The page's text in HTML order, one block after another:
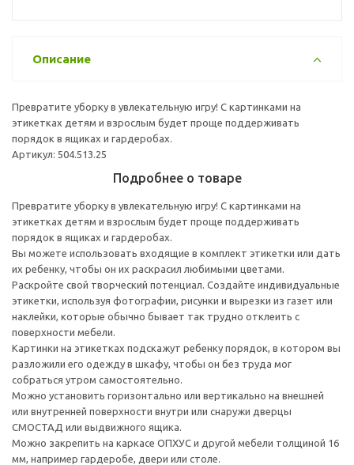
Описание
Превратите уборку в увлекательную игру! С картинками на
этикетках детям и взрослым будет проще поддерживать
порядок в ящиках и гардеробах.
Артикул: 504.513.25
Подробнее о товаре
Превратите уборку в увлекательную игру! С картинками на
этикетках детям и взрослым будет проще поддерживать
порядок в ящиках и гардеробах.
Вы можете использовать входящие в комплект этикетки или дать
их ребенку, чтобы он их раскрасил любимыми цветами.
Раскройте свой творческий потенциал. Создайте индивидуальные
этикетки, используя фотографии, рисунки и вырезки из газет или
наклейки, которые обычно бывает так трудно отклеить с
поверхности мебели.
Картинки на этикетках подскажут ребенку порядок, в котором вы
разложили его одежду в шкафу, чтобы он без труда мог
собраться утром самостоятельно.
Можно установить горизонтально или вертикально на внешней
или внутренней поверхности внутри или снаружи дверцы
СМОСТАД или выдвижного ящика.
Можно закрепить на каркасе ОПХУС и другой мебели толщиной 16
мм, например гардеробе, двери или столе.